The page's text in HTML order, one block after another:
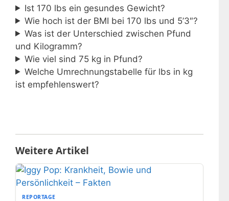
Ist 170 lbs ein gesundes Gewicht?
Wie hoch ist der BMI bei 170 lbs und 5’3″?
Was ist der Unterschied zwischen Pfund
und Kilogramm?
Wie viel sind 75 kg in Pfund?
Welche Umrechnungstabelle für lbs in kg
ist empfehlenswert?
Weitere Artikel
REPORTAGE